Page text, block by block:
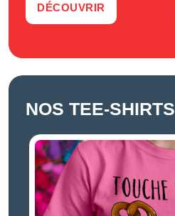
DÉCOUVRIR
NOS TEE-SHIRTS